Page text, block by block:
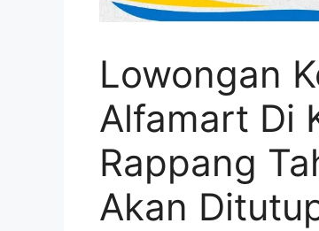
Lowongan
Alfamart Di
Rappang
Akan